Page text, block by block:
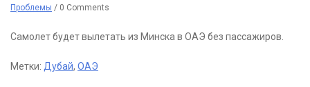
Проблемы / 0 Comments
Самолет будет вылетать из Минска в ОАЭ без пассажиров.
Метки: Дубай, ОАЭ